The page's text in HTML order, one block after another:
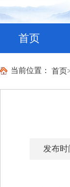
首页
当前位置： 首页
发布时